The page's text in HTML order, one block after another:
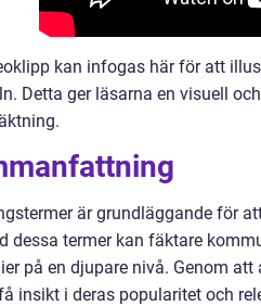
kan infogas här för att
Detta ger läsarna en visuell
är grundläggande för
dessa termer kan fäktare
på en djupare nivå. Genom
insikt i deras popularitet och